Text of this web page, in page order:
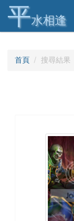
平水相逢
首頁 搜尋結果